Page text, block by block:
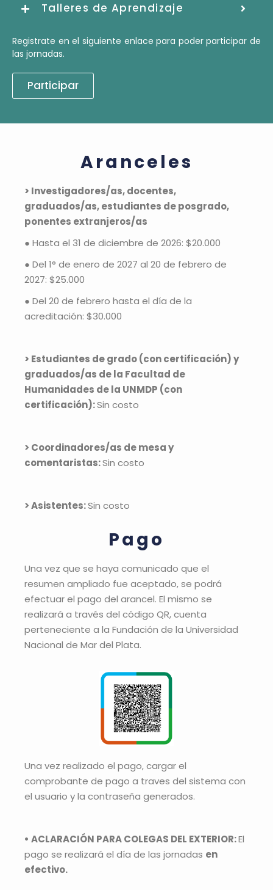
Talleres de Aprendizaje
Registrate en el siguiente enlace para poder participar de
las jornadas.
Participar
Aranceles
> Investigadores/as, docentes,
graduados/as, estudiantes de posgrado,
ponentes extranjeros/as
● Hasta el 31 de diciembre de 2026: $20.000
● Del 1° de enero de 2027 al 20 de febrero de
2027: $25.000
● Del 20 de febrero hasta el día de la
acreditación: $30.000
> Estudiantes de grado (con certificación) y
graduados/as de la Facultad de
Humanidades de la UNMDP (con
certificación):Sin costo
> Coordinadores/as de mesa y
comentaristas:Sin costo
> Asistentes:Sin costo
Pago
Una vez que se haya comunicado que el
resumen ampliado fue aceptado, se podrá
efectuar el pago del arancel. El mismo se
realizará a través del código QR, cuenta
perteneciente a la Fundación de la Universidad
Nacional de Mar del Plata.
Una vez realizado el pago, cargar el
comprobante de pago a traves del sistema con
el usuario y la contraseña generados.
• ACLARACIÓN PARA COLEGAS DEL EXTERIOR:El
pago se realizará el día de las jornadas en
efectivo.